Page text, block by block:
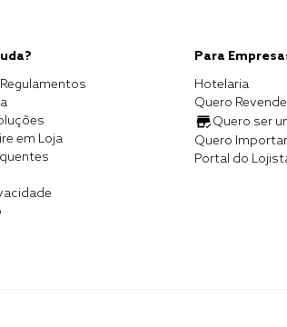
em Loja
Para
Hotelaria
Quero
Quero ser
Quero Importar
Portal do